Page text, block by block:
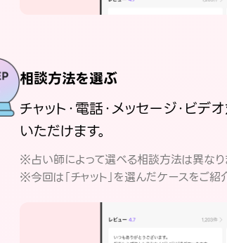
相談方法を選ぶ
チャット・電話・メッセージ・ビデ
いただけます。
※占い師によって選べる相談方法は異な
※今回は「チャット」を選んだケースをご紹